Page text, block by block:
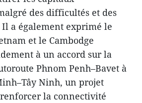
des difficultés et des
a également exprimé le
et le Cambodge
à un accord sur la
Phnom Penh–Bavet à
Ninh, un projet
la connectivité